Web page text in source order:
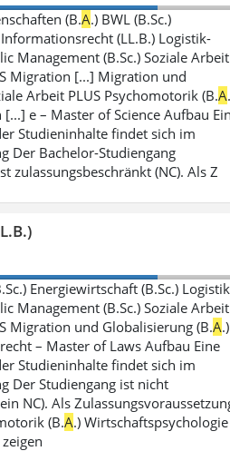
(B.A.) BWL (B.Sc.)
(LL.B.) Logistik-
Management (B.Sc.) Soziale Arbeit
Migration [...] Migration und
Arbeit PLUS Psychomotorik (B.A
e – Master of Science Aufbau
Studieninhalte findet sich im
Der Bachelor-Studiengang
zulassungsbeschränkt (NC). Als Z
Energiewirtschaft (B.Sc.)
Management (B.Sc.) Soziale Arbeit
Migration und Globalisierung (B.A.)
– Master of Laws Aufbau Eine
Studieninhalte findet sich im
Der Studiengang ist nicht
NC). Als
(B.A.) Wirtschaftspsychologie